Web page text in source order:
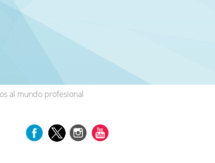
al mundo profesional